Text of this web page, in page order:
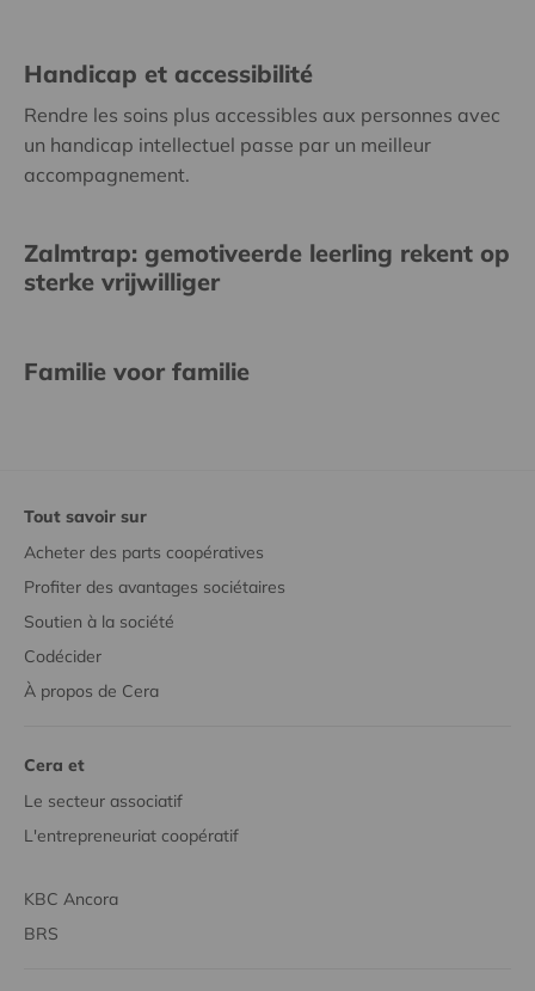
Handicap et accessibilité
Rendre les soins plus accessibles aux personnes avec
un handicap intellectuel passe par un meilleur
accompagnement.
Zalmtrap: gemotiveerde leerling rekent op
sterke vrijwilliger
Familie voor familie
Tout savoir sur
Acheter des parts coopératives
Profiter des avantages sociétaires
Soutien à la société
Codécider
À propos de Cera
Cera et
Le secteur associatif
L'entrepreneuriat coopératif
KBC Ancora
BRS